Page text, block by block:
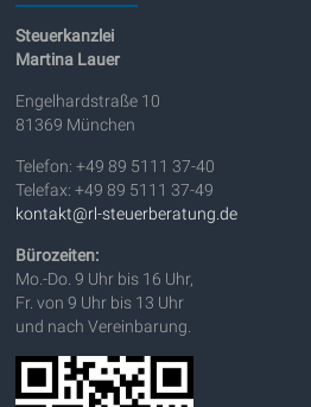
Steuerkanzlei
Martina Lauer
Engelhardstraße 10
81369 München
Telefon: +49 89 5111 37-40
Telefax: +49 89 5111 37-49
kontakt@rl-steuerberatung.de
Bürozeiten:
Mo.-Do. 9 Uhr bis 16 Uhr,
Fr. von 9 Uhr bis 13 Uhr
und nach Vereinbarung.